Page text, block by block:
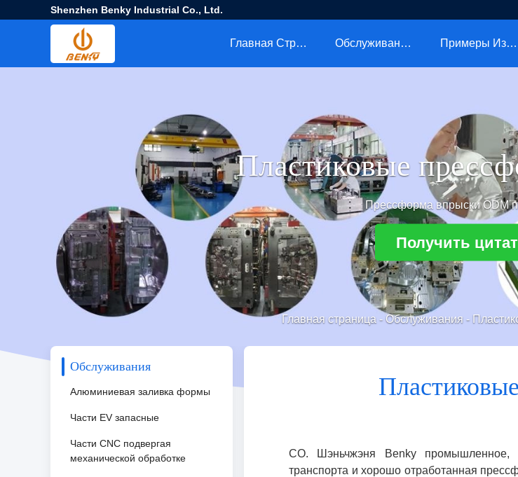
Shenzhen Benky Industrial Co., Ltd.
Главная Страница Обслуживание Примеры Из Практики
Пластиковые
Прессформа впрыски ODM
Получить
Главная страница - Обслуживания -
Обслуживания
Алюминиевая заливка формы
Части EV запасные
Части CNC подвергая
механической обработке
CO. Шэньчжэня Benky промышленное,
транспорта и хорошо отработанная